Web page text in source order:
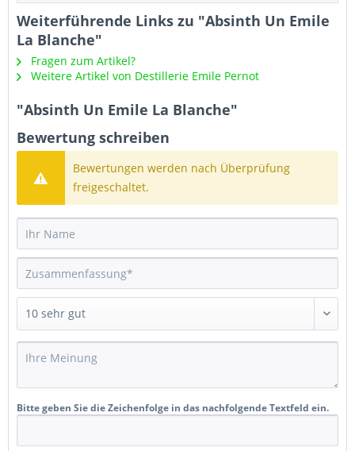
Weiterführende Links zu "Absinth Un Emile
La Blanche"
Fragen zum Artikel?
Weitere Artikel von Destillerie Emile Pernot
"Absinth Un Emile La Blanche"
Bewertung schreiben
Bewertungen werden nach Überprüfung
freigeschaltet.
Bitte geben Sie die Zeichenfolge in das nachfolgende Textfeld ein.